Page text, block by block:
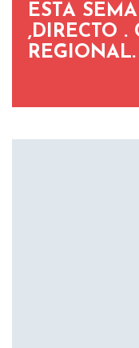
ESTA
,DIRECTO .
REGIONAL.